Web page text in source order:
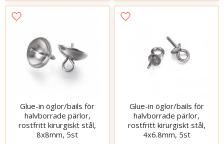
Glue-in öglor/bails för
halvborrade pärlor,
rostfritt kirurgiskt stål,
8x8mm, 5st
Glue-in öglor/bails för
halvborrade pärlor,
rostfritt kirurgiskt stål,
4x6.8mm, 5st